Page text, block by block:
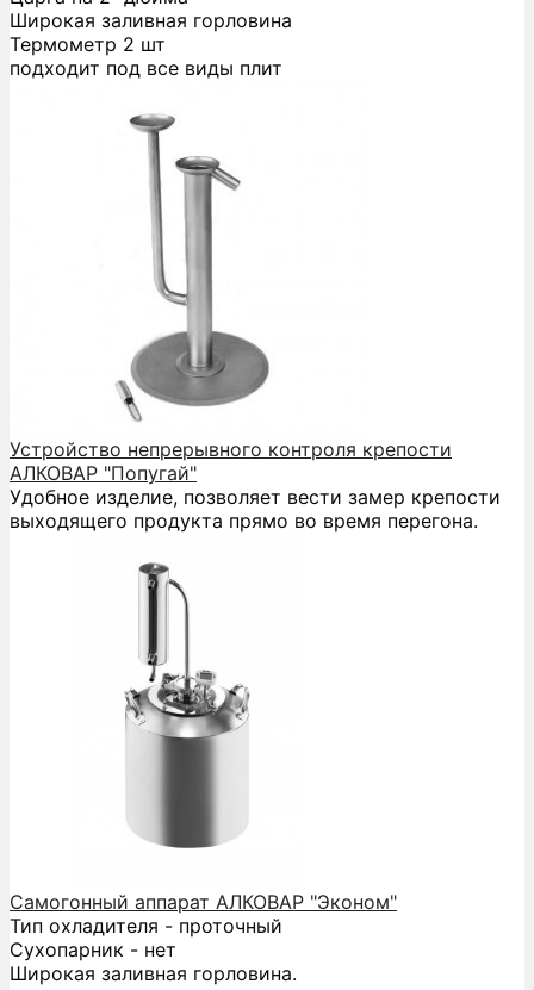
Широкая заливная горловина
Термометр 2 шт
подходит под все виды плит
Устройство непрерывного контроля крепости
АЛКОВАР "Попугай"
Удобное изделие, позволяет вести замер крепости
выходящего продукта прямо во время перегона.
Самогонный аппарат АЛКОВАР "Эконом"
Тип охладителя - проточный
Сухопарник - нет
Широкая заливная горловина.